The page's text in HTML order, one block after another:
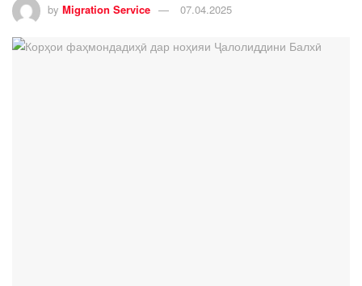
by Migration Service 07.04.2025